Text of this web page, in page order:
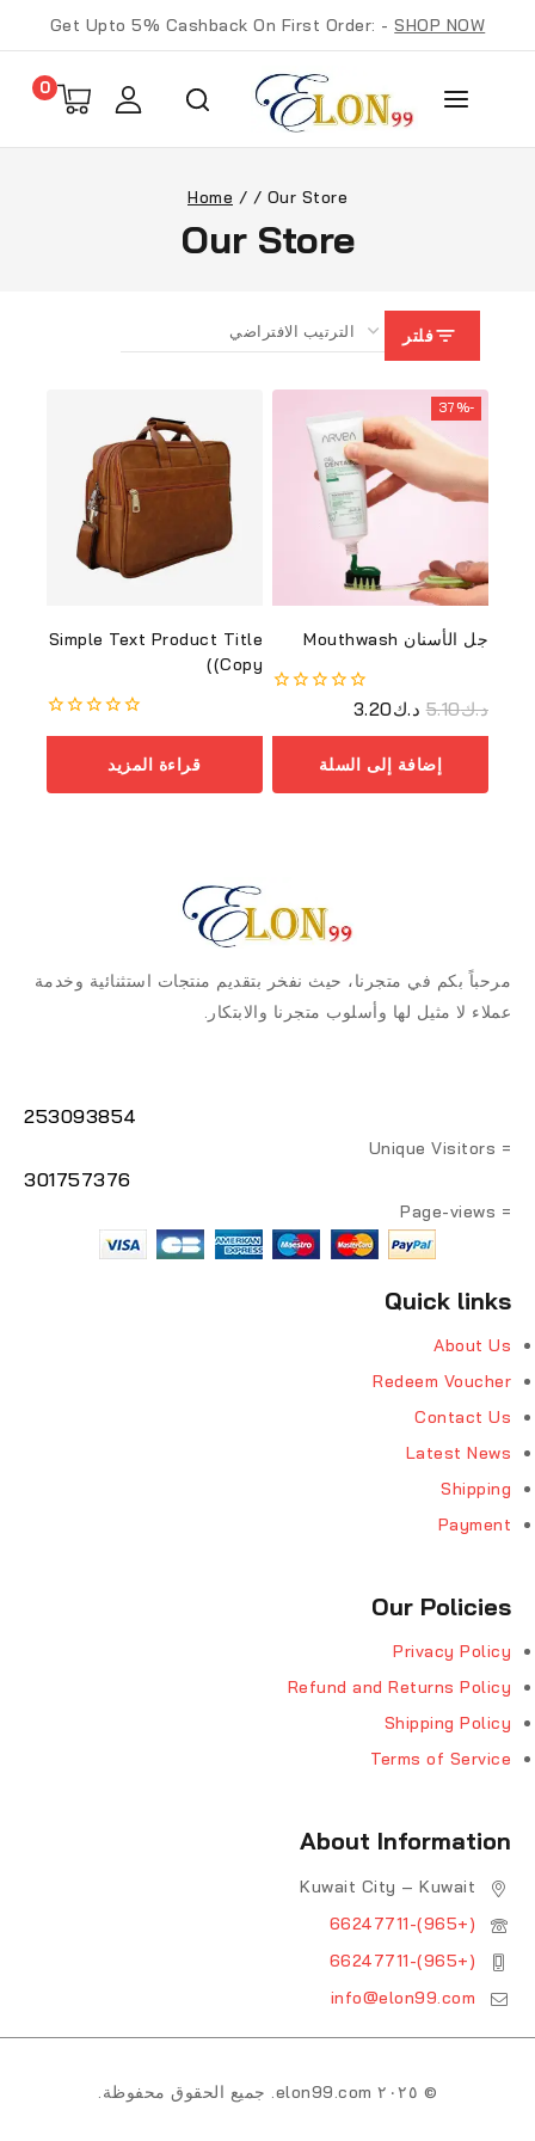
Get Upto 5% Cashback On First Order: -SHOP NOW
0
Home / / Our Store
Our Store
فلتر
-37%
جل الأسنان Mouthwash
د.ك5.10 د.ك3.20
إضافة إلى السلة
Simple Text Product Title
(Copy)
قراءة المزيد
مرحباً بكم في متجرنا، حيث نفخر بتقديم منتجات استثنائية وخدمة
عملاء لا مثيل لها وأسلوب متجرنا والابتكار.
253093854
= Unique Visitors
301757376
= Page-views
Quick links
About Us
Redeem Voucher
Contact Us
Latest News
Shipping
Payment
Our Policies
Privacy Policy
Refund and Returns Policy
Shipping Policy
Terms of Service
About Information
Kuwait City – Kuwait
(+965)-66247711
(+965)-66247711
info@elon99.com
© ٢٠٢٥ elon99.com. جميع الحقوق محفوظة.